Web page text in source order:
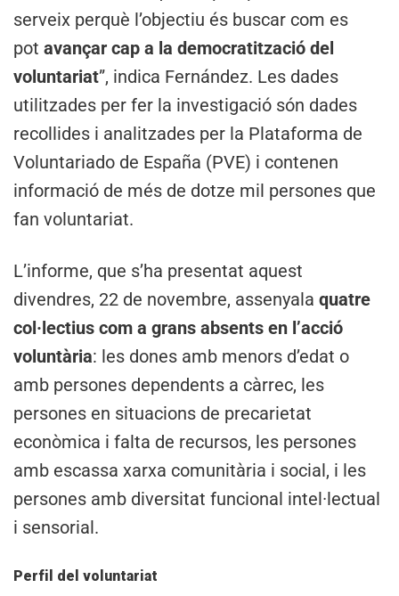
serveix perquè l’objectiu és buscar com es
pot avançar cap a la democratització del
voluntariat”, indica Fernández. Les dades
utilitzades per fer la investigació són dades
recollides i analitzades per la Plataforma de
Voluntariado de España (PVE) i contenen
informació de més de dotze mil persones que
fan voluntariat.
L’informe, que s’ha presentat aquest
divendres, 22 de novembre, assenyala quatre
col·lectius com a grans absents en l’acció
voluntària: les dones amb menors d’edat o
amb persones dependents a càrrec, les
persones en situacions de precarietat
econòmica i falta de recursos, les persones
amb escassa xarxa comunitària i social, i les
persones amb diversitat funcional intel·lectual
i sensorial.
Perfil del voluntariat